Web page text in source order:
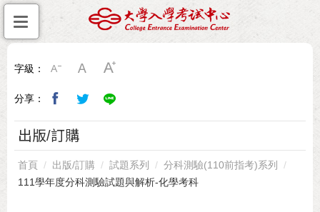
字級：
分享：
出版/訂購
首頁 出版/訂購 試題系列
分科測驗(110前指考)系列
111學年度分科測驗試題與解析-化學考科